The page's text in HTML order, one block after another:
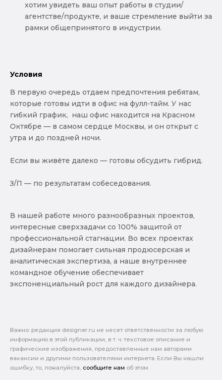
хотим увидеть ваш опыт работы в студии/
агентстве/продукте, и ваше стремление выйти за
рамки общепринятого в индустрии.
Условия
В первую очередь отдаем предпочтения ребятам,
которые готовы идти в офис на фулл-тайм. У нас
гибкий график, наш офис находится на Красном
Октябре — в самом сердце Москвы, и он открыт с
утра и до поздней ночи.
Если вы живёте далеко — готовы обсудить гибрид.
З/П — по результатам собеседования.
В нашей работе много разнообразных проектов,
интересные сверхзадачи со 100% защитой от
профессиональной стагнации. Во всех проектах
дизайнерам помогает сильная продюсерская и
аналитическая экспертиза, а наше внутреннее
командное обучение обеспечивает
экспоненциальный рост для каждого дизайнера.
Важно: pедакция designer.ru не несет ответственности за любую
информацию в этой публикации, в т. ч. текстовое описание и
графические изображения, предоставленные нам авторами
вакансии и другими пользователями интернета. Если Вы нашли
ошибку, то, пожалуйста, сообщите нам об этом.